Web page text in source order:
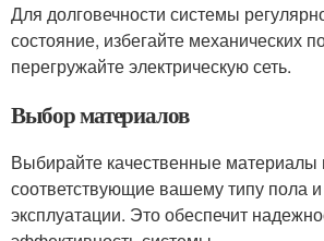
Для долговечности системы
состояние, избегайте механических
перегружайте электрическую сеть.
Выбор материалов
Выбирайте качественные
соответствующие вашему типу пола
эксплуатации. Это обеспечит